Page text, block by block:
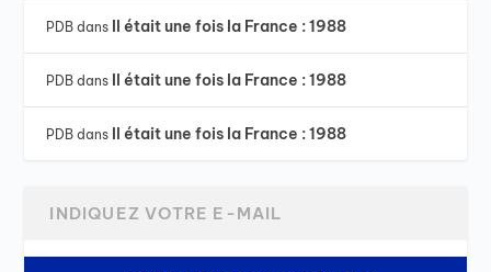
PDB dans Il était une fois la France : 1988
PDB dans Il était une fois la France : 1988
PDB dans Il était une fois la France : 1988